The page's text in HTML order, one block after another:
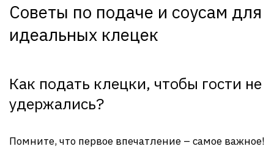
Советы по подаче и соусам для
идеальных клецек
Как подать клецки, чтобы гости не
удержались?
Помните, что первое впечатление – самое важное!